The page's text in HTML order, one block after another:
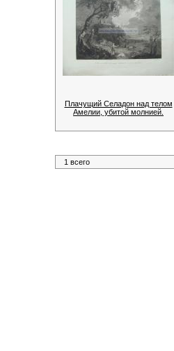
Плачущий Селадон над телом
Амелии, убитой молнией.
1 всего